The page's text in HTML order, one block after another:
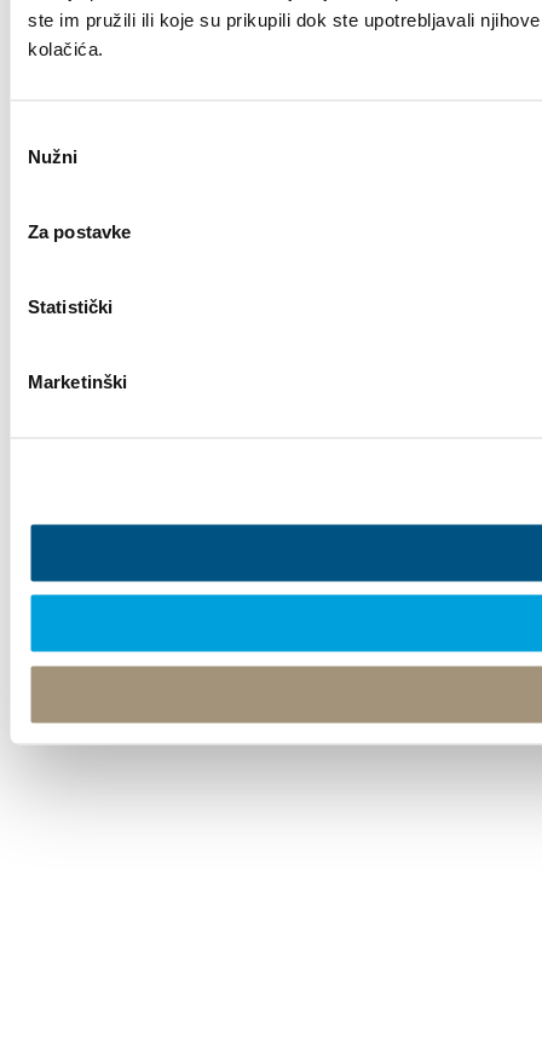
ste im pružili ili koje su prikupili dok ste upotrebljavali
kolačića.
pristanka
Nužni
Za postavke
Statistički
Marketinški